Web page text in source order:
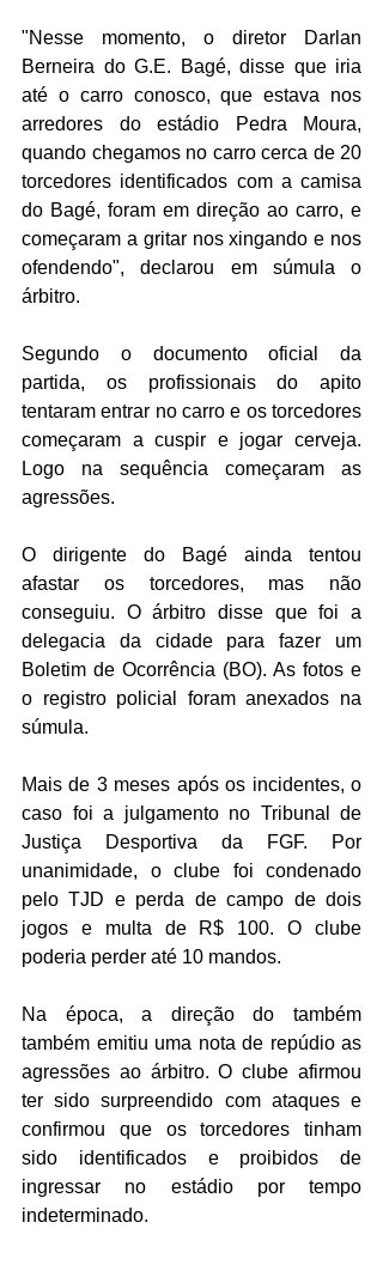
"Nesse momento, o diretor Darlan
Berneira do G.E. Bagé, disse que iria
até o carro conosco, que estava nos
arredores do estádio Pedra Moura,
quando chegamos no carro cerca de 20
torcedores identificados com a camisa
do Bagé, foram em direção ao carro, e
começaram a gritar nos xingando e nos
ofendendo", declarou em súmula o
árbitro.
Segundo o documento oficial da
partida, os profissionais do apito
tentaram entrar no carro e os torcedores
começaram a cuspir e jogar cerveja.
Logo na sequência começaram as
agressões.
O dirigente do Bagé ainda tentou
afastar os torcedores, mas não
conseguiu. O árbitro disse que foi a
delegacia da cidade para fazer um
Boletim de Ocorrência (BO). As fotos e
o registro policial foram anexados na
súmula.
Mais de 3 meses após os incidentes, o
caso foi a julgamento no Tribunal de
Justiça Desportiva da FGF. Por
unanimidade, o clube foi condenado
pelo TJD e perda de campo de dois
jogos e multa de R$ 100. O clube
poderia perder até 10 mandos.
Na época, a direção do também
também emitiu uma nota de repúdio as
agressões ao árbitro. O clube afirmou
ter sido surpreendido com ataques e
confirmou que os torcedores tinham
sido identificados e proibidos de
ingressar no estádio por tempo
indeterminado.